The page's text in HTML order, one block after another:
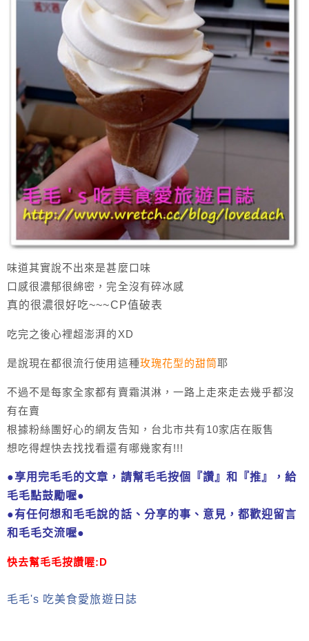
味道其實說不出來是甚麼口味
口感很濃郁很綿密，完全沒有碎冰感
真的很濃很好吃~~~CP值破表
吃完之後心裡超澎湃的XD
是說現在都很流行使用這種玫瑰花型的甜筒耶
不過不是每家全家都有賣霜淇淋，一路上走來走去幾乎都沒
有在賣
根據粉絲團好心的網友告知，台北市共有10家店在販售
想吃得趕快去找找看還有哪幾家有!!!
●享用完毛毛的文章，請幫毛毛按個『讚』和『推』，給
毛毛點鼓勵喔●
●有任何想和毛毛說的話、分享的事、意見，都歡迎留言
和毛毛交流喔●
快去幫毛毛按讚喔:D
毛毛's 吃美食愛旅遊日誌